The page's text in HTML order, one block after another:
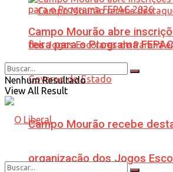
Campo Mourão recebe
organização dos Jogos
Campo Mourão abre
feira para o Programa
Nenhum Resultado
View All Result